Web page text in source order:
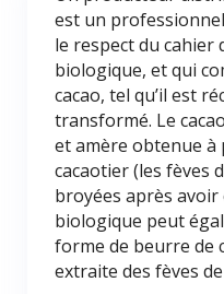
est un
le respect du cahier
biologique, et qui
cacao, tel qu’il est
transformé. Le
et amère obtenue à
cacaotier (les fèves
broyées après avoir
biologique peut
forme de beurre de
extraite des fèves de